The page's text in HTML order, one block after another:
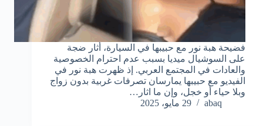
فضيحة هبة نور مع حبيبها في السيارة، أثار ضجة
على السوشيال ميديا بسبب عدم احترام الخصوصية
والعادات في المجتمع العربي. إذ ظهرت هبة نور في
الفيديو مع حبيبها يمارسان تصرفات غربية بدون زواج
وبلا حياء أو خجل، وإن ما اثار…
abaq
29 مايو، 2025